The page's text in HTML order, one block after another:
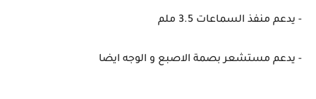
- يدعم منفذ السماعات 3.5 ملم
- يدعم مستشعر بصمة الاصبع و الوجه ايضا